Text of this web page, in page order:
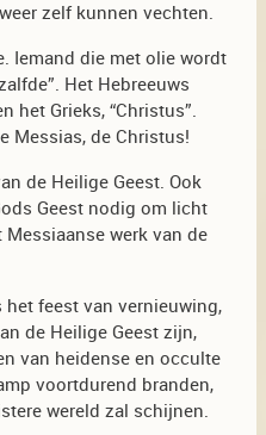
zelf kunnen vechten.
Iemand die met olie wordt
Het Hebreeuws
het Grieks, “Christus”.
Messias, de Christus!
de Heilige Geest. Ook
Geest nodig om licht
werk van de
feest van vernieuwing,
de Heilige Geest zijn,
van heidense en occulte
voortdurend branden,
wereld zal schijnen.